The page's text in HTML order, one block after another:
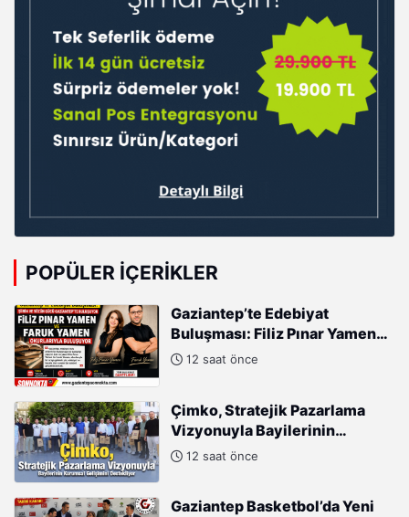
POPÜLER İÇERIKLER
Gaziantep’te Edebiyat
Buluşması: Filiz Pınar Yamen
ve Faruk Yamen Okurlarıyla
12 saat önce
Çimko, Stratejik Pazarlama
Vizyonuyla Bayilerinin
Kurumsal Gelişimini
12 saat önce
Gaziantep Basketbol’da Yeni